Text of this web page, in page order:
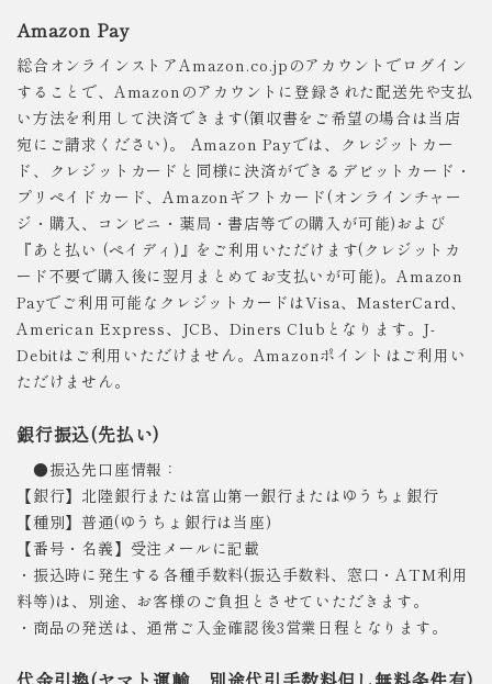
Amazon Pay
総合オンラインストアAmazon.co.jpのアカウントでログイン
することで、Amazonのアカウントに登録された配送先や支払
い方法を利用して決済できます(領収書をご希望の場合は当店
宛にご請求ください)。 Amazon Payでは、クレジットカー
ド、クレジットカードと同様に決済ができるデビットカード・
プリペイドカード、Amazonギフトカード(オンラインチャー
ジ・購入、コンビニ・薬局・書店等での購入が可能)および
『あと払い (ペイディ)』をご利用いただけます(クレジットカ
ード不要で購入後に翌月まとめてお支払いが可能)。Amazon
Payでご利用可能なクレジットカードはVisa、MasterCard、
American Express、JCB、Diners Clubとなります。J-
Debitはご利用いただけません。Amazonポイントはご利用い
ただけません。
銀行振込(先払い)
●振込先口座情報：
【銀行】北陸銀行または富山第一銀行またはゆうちょ銀行
【種別】普通(ゆうちょ銀行は当座)
【番号・名義】受注メールに記載
・振込時に発生する各種手数料(振込手数料、窓口・ATM利用
料等)は、別途、お客様のご負担とさせていただきます。
・商品の発送は、通常ご入金確認後3営業日程となります。